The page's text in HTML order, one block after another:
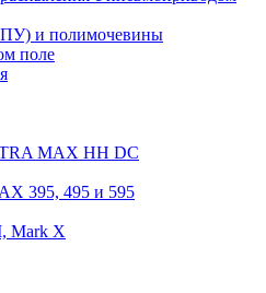
и полимочевины
поле
MAX HH DC
395, 495 и 595
Mark X